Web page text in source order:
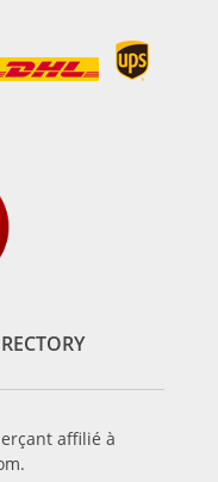
affilié à